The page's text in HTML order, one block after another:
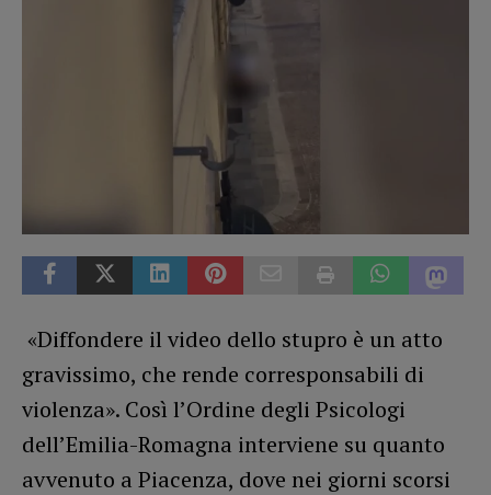
«Diffondere il video dello stupro è un atto
gravissimo, che rende corresponsabili di
violenza». Così l’Ordine degli Psicologi
dell’Emilia-Romagna interviene su quanto
avvenuto a Piacenza, dove nei giorni scorsi